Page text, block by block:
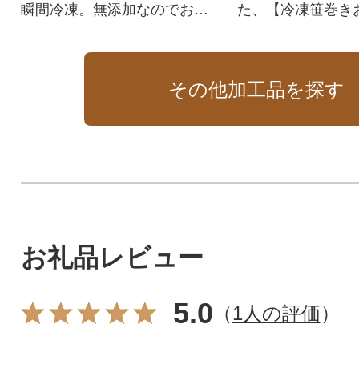
瞬間冷凍。無添加なのでお子
た、【冷凍笹巻き
その他加工品を探す
お礼品レビュー
5.0 （1人の評価）